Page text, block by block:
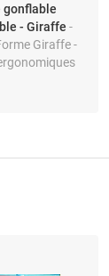
gonflable
- Giraffe -
Giraffe -
: